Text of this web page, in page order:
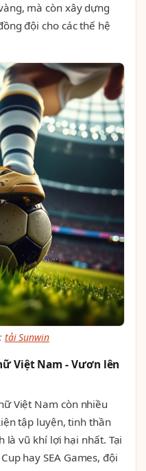
mà còn xây dựng
đội cho các thế hệ
tải Sunwin
Việt Nam - Vươn lên
Việt Nam còn nhiều
tập luyện, tinh thần
là vũ khí lợi hại nhất. Tại
hay SEA Games, đội